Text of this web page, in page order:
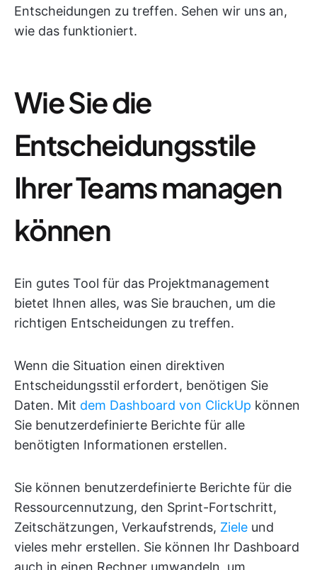
Entscheidungen zu treffen. Sehen wir uns an,
wie das funktioniert.
Wie Sie die
Entscheidungsstile
Ihrer Teams managen
können
Ein gutes Tool für das Projektmanagement
bietet Ihnen alles, was Sie brauchen, um die
richtigen Entscheidungen zu treffen.
Wenn die Situation einen direktiven
Entscheidungsstil erfordert, benötigen Sie
Daten. Mit dem Dashboard von ClickUp können
Sie benutzerdefinierte Berichte für alle
benötigten Informationen erstellen.
Sie können benutzerdefinierte Berichte für die
Ressourcennutzung, den Sprint-Fortschritt,
Zeitschätzungen, Verkaufstrends, Ziele und
vieles mehr erstellen. Sie können Ihr Dashboard
auch in einen Rechner umwandeln, um